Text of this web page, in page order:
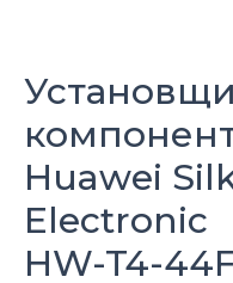
Huawei
Electronic
HW-T4-